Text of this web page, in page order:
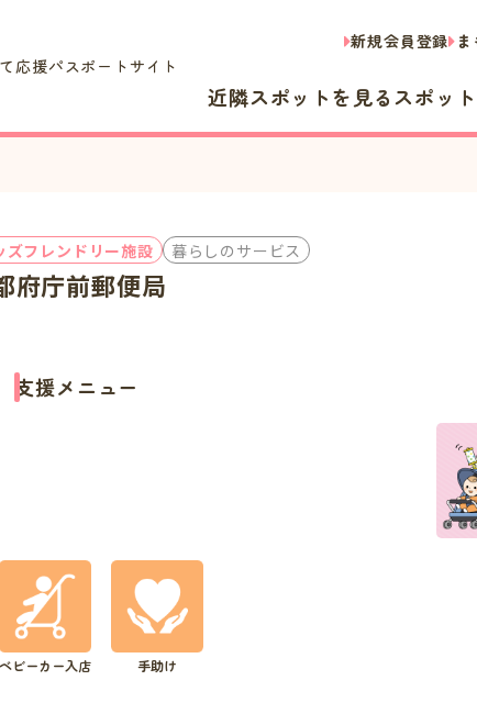
応援パスポートサイト
新規会員登録
近隣スポットを見るスポッ
ズフレンドリー施設 暮らしのサービス
府庁前郵便局
支援メニュー
ベビーカー入店 手助け